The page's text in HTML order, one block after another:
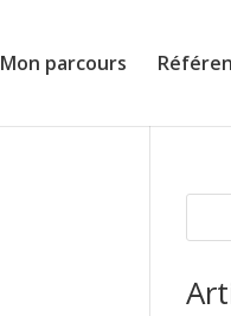
Mon parcours